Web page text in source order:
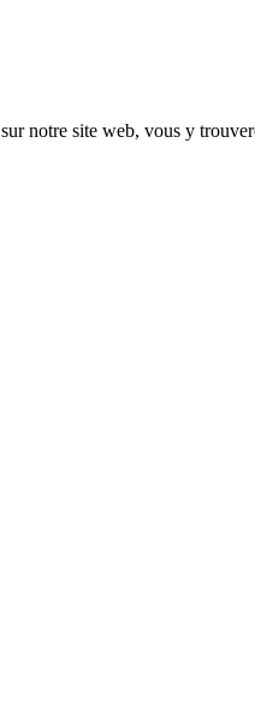
sur notre site web, vous y